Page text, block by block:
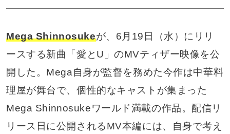
Mega Shinnosukeが、6月19日（水）にリリ
ースする新曲「愛とU」のMVティザー映像を公
開した。Mega自身が監督を務めた今作は中華料
理屋が舞台で、個性的なキャストが集まった
Mega Shinnosukeワールド満載の作品。配信リ
リース日に公開されるMV本編には、自身で考え